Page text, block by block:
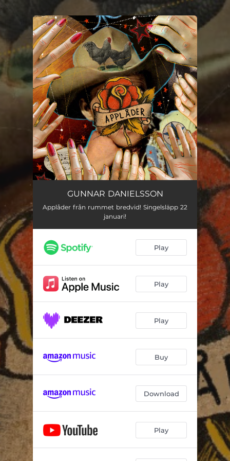
You're all set!
Applåder från rummet bredvid
GUNNAR DANIELSSON
Applåder från rummet bredvid! Singelsläpp 22
januari!
Play
Play
Play
Buy
Download
Play